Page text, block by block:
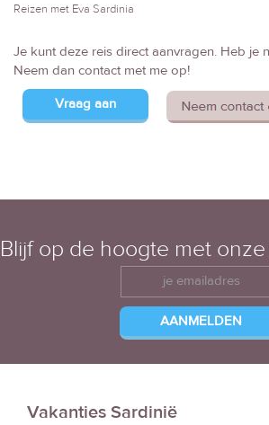
Reizen met Eva Sardinia
Je kunt deze reis direct aanvragen. Heb je
Neem dan contact met me op!
Vraag aan
Blijf op de hoogte met
Vakanties Sardinië